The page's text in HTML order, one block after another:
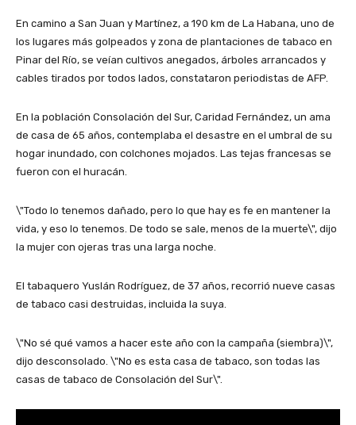
En camino a San Juan y Martínez, a 190 km de La Habana, uno de
los lugares más golpeados y zona de plantaciones de tabaco en
Pinar del Río, se veían cultivos anegados, árboles arrancados y
cables tirados por todos lados, constataron periodistas de AFP.
En la población Consolación del Sur, Caridad Fernández, un ama
de casa de 65 años, contemplaba el desastre en el umbral de su
hogar inundado, con colchones mojados. Las tejas francesas se
fueron con el huracán.
\"Todo lo tenemos dañado, pero lo que hay es fe en mantener la
vida, y eso lo tenemos. De todo se sale, menos de la muerte\", dijo
la mujer con ojeras tras una larga noche.
El tabaquero Yuslán Rodríguez, de 37 años, recorrió nueve casas
de tabaco casi destruidas, incluida la suya.
\"No sé qué vamos a hacer este año con la campaña (siembra)\",
dijo desconsolado. \"No es esta casa de tabaco, son todas las
casas de tabaco de Consolación del Sur\".